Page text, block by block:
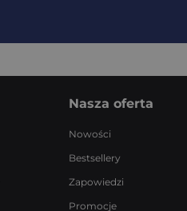
Nasza oferta
Nowości
Bestsellery
Zapowiedzi
Promocje